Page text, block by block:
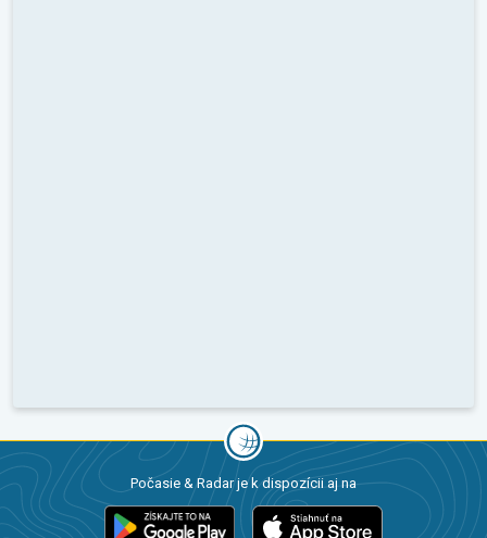
Počasie & Radar je k dispozícii aj na